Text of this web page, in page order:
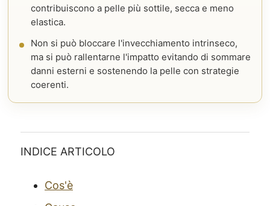
contribuiscono a pelle più sottile, secca e meno
elastica.
Non si può bloccare l'invecchiamento intrinseco,
ma si può rallentarne l'impatto evitando di sommare
danni esterni e sostenendo la pelle con strategie
coerenti.
INDICE ARTICOLO
Cos'è